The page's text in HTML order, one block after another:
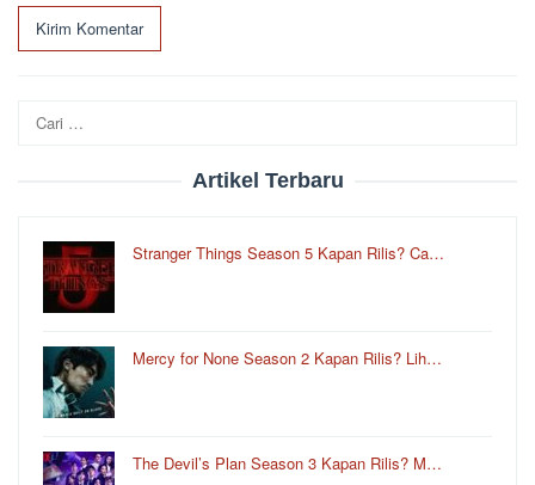
untuk:
Artikel Terbaru
Stranger Things Season 5 Kapan Rilis? Ca…
Mercy for None Season 2 Kapan Rilis? Lih…
The Devil’s Plan Season 3 Kapan Rilis? M…